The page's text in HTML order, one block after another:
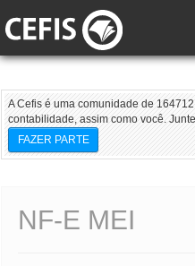
A Cefis é uma comunidade de
contabilidade, assim como você.
FAZER PARTE
NF-E MEI